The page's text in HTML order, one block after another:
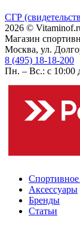
СГР
2026 ©
Магазин
Москва, ул.
8 (495) 18-18-200
Пн. – Вс.: с 10:00
Аксессуары
Бренды
Статьи